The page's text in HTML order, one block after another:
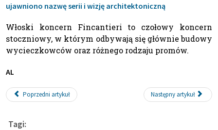
ujawniono nazwę serii i wizję architektoniczną
Włoski koncern Fincantieri to czołowy koncern
stoczniowy, w którym odbywają się głównie budowy
wycieczkowców oraz różnego rodzaju promów.
AL
Poprzedni artykuł Następny artykuł
Tagi: